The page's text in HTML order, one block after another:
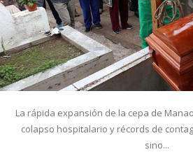
La rápida expansión de la cepa de
colapso hospitalario y récords de
sino...